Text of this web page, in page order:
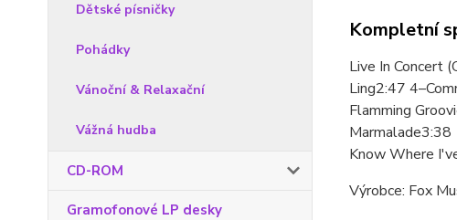
Dětské písničky
Pohádky
Vánoční & Relaxační
Vážná hudba
CD-ROM
Gramofonové LP desky
Kompletní
Live In Concert
Ling2:47
Flamming
Know Where
Výrobce: Fox